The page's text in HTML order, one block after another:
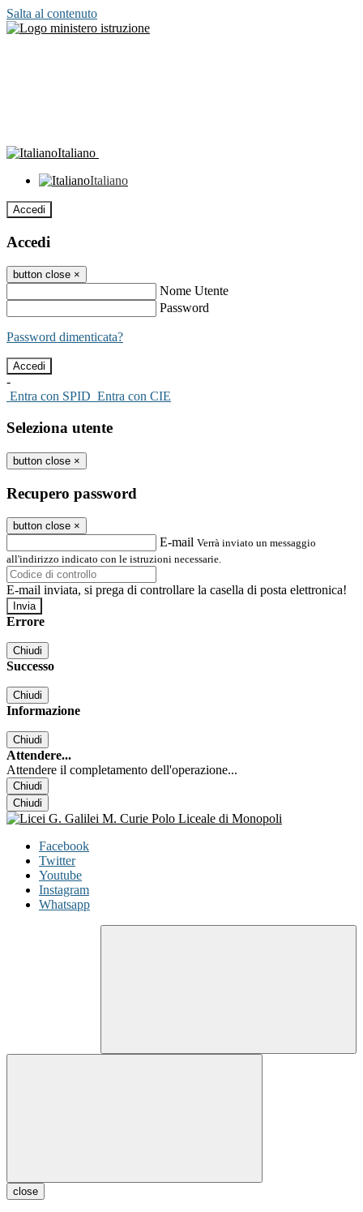
Salta al contenuto
Italiano
Italiano
Accedi
Accedi
button close ×
Nome Utente
Password
Password dimenticata?
-
Entra con SPID Entra con CIE
Seleziona utente
button close ×
Recupero password
button close ×
E-mail Verrà inviato un messaggio
all'indirizzo indicato con le istruzioni necessarie.
E-mail inviata, si prega di controllare la casella di posta elettronica!
Errore
Chiudi
Successo
Chiudi
Informazione
Chiudi
Attendere...
Attendere il completamento dell'operazione...
Chiudi
Chiudi
Facebook
Twitter
Youtube
Instagram
Whatsapp
close